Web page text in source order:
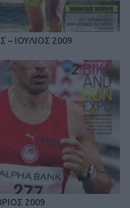
– ΙΟΥΛΙΟΣ 2009
2009